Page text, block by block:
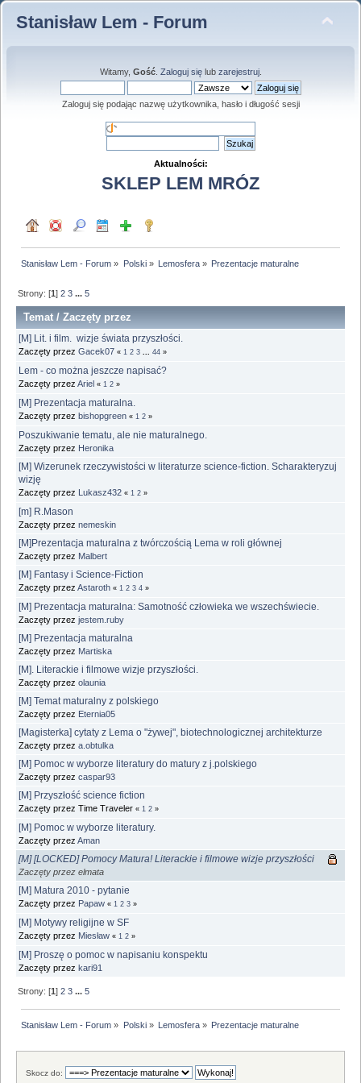
Stanisław Lem - Forum
Witamy, Gość. Zaloguj sięlub zarejestruj.
Zaloguj się podając nazwę użytkownika, hasło i długość sesji
Aktualności:
SKLEP LEM MRÓZ
Stanisław Lem - Forum » Polski» Lemosfera» Prezentacje maturalne
Strony: [1]2 3 ...5
Temat /Zaczęty przez
[M] Lit. i film. wizje świata przyszłości.
Zaczęty przez Gacek07 « 1 2 3 44 »
Lem - co można jeszcze napisać?
Zaczęty przez Ariel « 1 2 »
[M] Prezentacja maturalna.
Zaczęty przez bishopgreen « 1 2 »
Poszukiwanie tematu, ale nie maturalnego.
Zaczęty przez Heronika
[M] Wizerunek rzeczywistości w literaturze science-fiction. Scharakteryzuj
wizję
Zaczęty przez Lukasz432 « 1 2 »
[m] R.Mason
Zaczęty przez nemeskin
[M]Prezentacja maturalna z twórczością Lema w roli głównej
Zaczęty przez Malbert
[M] Fantasy i Science-Fiction
Zaczęty przez Astaroth « 1 2 3 4 »
[M] Prezentacja maturalna: Samotność człowieka we wszechświecie.
Zaczęty przez jestem.ruby
[M] Prezentacja maturalna
Zaczęty przez Martiska
[M]. Literackie i filmowe wizje przyszłości.
Zaczęty przez olaunia
[M] Temat maturalny z polskiego
Zaczęty przez Eternia05
[Magisterka] cytaty z Lema o "żywej", biotechnologicznej architekturze
Zaczęty przez a.obtulka
[M] Pomoc w wyborze literatury do matury z j.polskiego
Zaczęty przez caspar93
[M] Przyszłość science fiction
Zaczęty przez Time Traveler « 1 2 »
[M] Pomoc w wyborze literatury.
Zaczęty przez Aman
[M] [LOCKED] Pomocy Matura! Literackie i filmowe wizje przyszłości
Zaczęty przez elmata
[M] Matura 2010 - pytanie
Zaczęty przez Papaw « 1 2 3 »
[M] Motywy religijne w SF
Zaczęty przez Miesław « 1 2 »
[M] Proszę o pomoc w napisaniu konspektu
Zaczęty przez kari91
Strony: [1]2 3 ...5
Stanisław Lem - Forum » Polski» Lemosfera» Prezentacje maturalne
Skocz do: